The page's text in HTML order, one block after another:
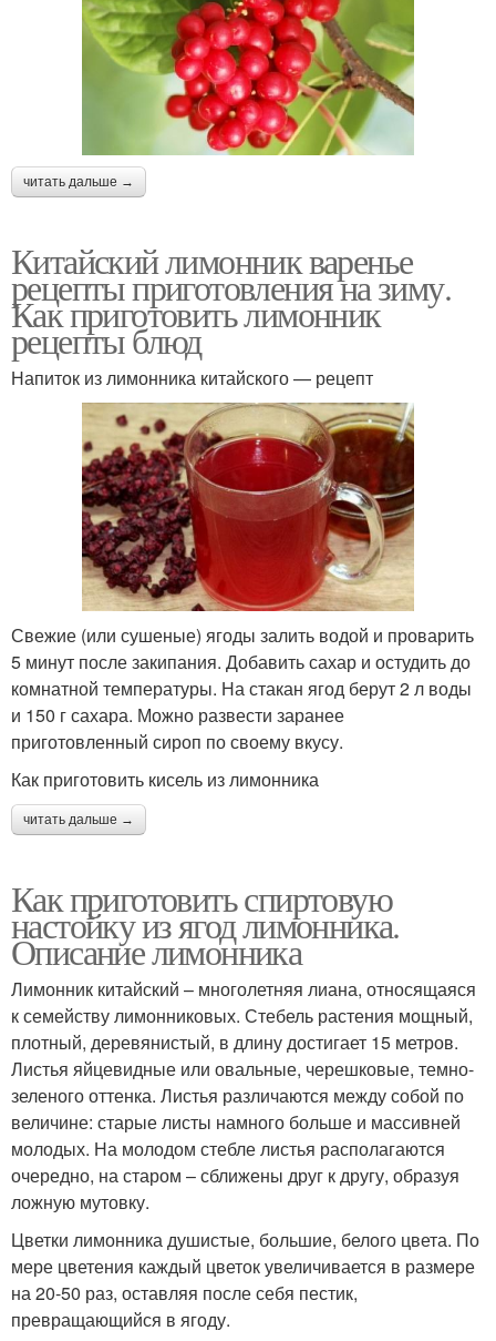
читать дальше →
Китайский лимонник варенье
рецепты приготовления на зиму.
Как приготовить лимонник
рецепты блюд
Напиток из лимонника китайского — рецепт
Свежие (или сушеные) ягоды залить водой и проварить
5 минут после закипания. Добавить сахар и остудить до
комнатной температуры. На стакан ягод берут 2 л воды
и 150 г сахара. Можно развести заранее
приготовленный сироп по своему вкусу.
Как приготовить кисель из лимонника
читать дальше →
Как приготовить спиртовую
настойку из ягод лимонника.
Описание лимонника
Лимонник китайский – многолетняя лиана, относящаяся
к семейству лимонниковых. Стебель растения мощный,
плотный, деревянистый, в длину достигает 15 метров.
Листья яйцевидные или овальные, черешковые, темно-
зеленого оттенка. Листья различаются между собой по
величине: старые листы намного больше и массивней
молодых. На молодом стебле листья располагаются
очередно, на старом – сближены друг к другу, образуя
ложную мутовку.
Цветки лимонника душистые, большие, белого цвета. По
мере цветения каждый цветок увеличивается в размере
на 20-50 раз, оставляя после себя пестик,
превращающийся в ягоду.